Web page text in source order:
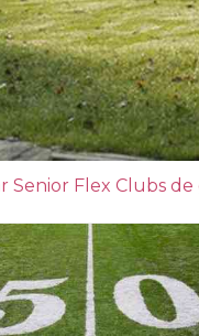
Senior Flex Clubs de